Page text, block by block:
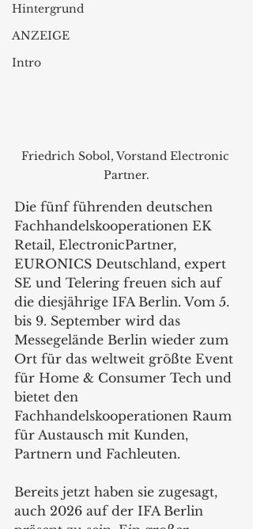
Hintergrund
ANZEIGE
Intro
Friedrich Sobol, Vorstand Electronic
Partner.
Die fünf führenden deutschen
Fachhandelskooperationen EK
Retail, ElectronicPartner,
EURONICS Deutschland, expert
SE und Telering freuen sich auf
die diesjährige IFA Berlin. Vom 5.
bis 9. September wird das
Messegelände Berlin wieder zum
Ort für das weltweit größte Event
für Home & Consumer Tech und
bietet den
Fachhandelskooperationen Raum
für Austausch mit Kunden,
Partnern und Fachleuten.
Bereits jetzt haben sie zugesagt,
auch 2026 auf der IFA Berlin